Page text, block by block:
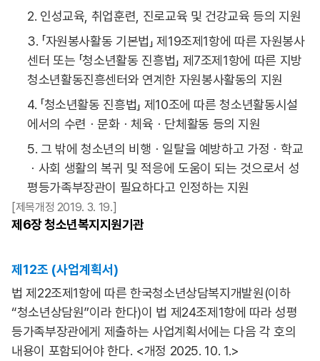
2. 인성교육, 취업훈련, 진로교육 및 건강교육 등의 지원
3. 「자원봉사활동 기본법」 제19조제1항에 따른 자원봉사
센터 또는 「청소년활동 진흥법」 제7조제1항에 따른 지방
청소년활동진흥센터와 연계한 자원봉사활동의 지원
4. 「청소년활동 진흥법」 제10조에 따른 청소년활동시설
에서의 수련ㆍ문화ㆍ체육ㆍ단체활동 등의 지원
5. 그 밖에 청소년의 비행ㆍ일탈을 예방하고 가정ㆍ학교
ㆍ사회 생활의 복귀 및 적응에 도움이 되는 것으로서 성
평등가족부장관이 필요하다고 인정하는 지원
[제목개정 2019. 3. 19.]
제6장청소년복지지원기관
제12조 (사업계획서)
법 제22조제1항에 따른 한국청소년상담복지개발원(이하
“청소년상담원”이라 한다)이 법 제24조제1항에 따라 성평
등가족부장관에게 제출하는 사업계획서에는 다음 각 호의
내용이 포함되어야 한다. <개정 2025. 10. 1.>